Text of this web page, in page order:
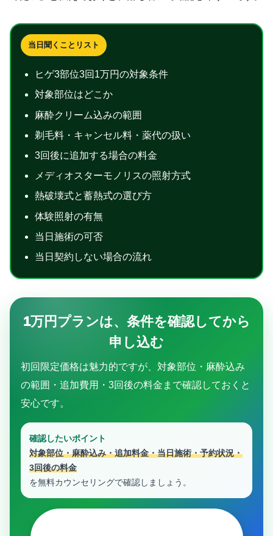
当日聞くことリスト
ヒゲ3部位3回1万円の対象条件
対象部位はどこか
麻酔クリーム込みの範囲
剃毛料・キャンセル料・薬代の扱い
3回後に追加する場合の料金
メディオスターモノリスの照射方式
熱破壊式と蓄熱式の選び方
体験照射の有無
当日施術の可否
当日契約しない場合の流れ
1万円プランは、条件を確認してから
申し込む
初回限定価格は魅力的ですが、対象部位・麻酔込み
の範囲・追加費用・3回後の料金まで確認しておくと
安心です。
確認したいポイント
対象部位・麻酔込み・追加料金・当日施術・予約状況・
3回後の料金
を無料カウンセリングで確認しましょう。